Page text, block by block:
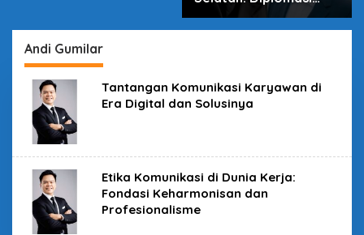
Andi Gumilar
Tantangan Komunikasi Karyawan di
Era Digital dan Solusinya
Etika Komunikasi di Dunia Kerja:
Fondasi Keharmonisan dan
Profesionalisme